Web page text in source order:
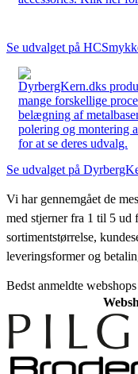
Se udvalget på
DyrbergKern.dks
mange forskellige
belægning af
polering og montering
for at se deres udvalg.
Se udvalget på
Vi har gennemgået de
med stjerner fra 1 til 5 ud
sortimentstørrelse,
leveringsformer og
Bedst anmeldte webshops